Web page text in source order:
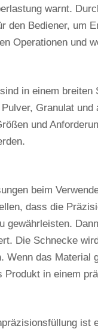
warnt.
den Bediener, um
Operationen und
in einem
Granulat
und
beim
dass die
gewährleisten.
Die Schnecke
Wenn das Material
in einem
ist